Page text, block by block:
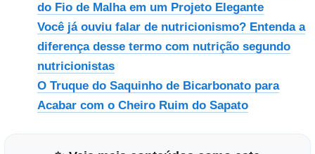
do Fio de Malha em um Projeto Elegante
Você já ouviu falar de nutricionismo? Entenda a
diferença desse termo com nutrição segundo
nutricionistas
O Truque do Saquinho de Bicarbonato para
Acabar com o Cheiro Ruim do Sapato